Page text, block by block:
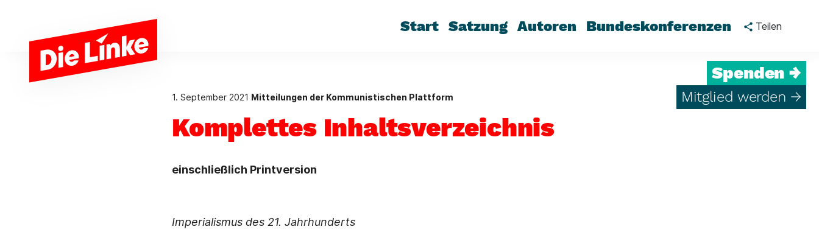
Start Satzung Autoren Bundeskonferenzen Teilen
Spenden →
Mitglied werden →
1. September 2021 Mitteilungen der Kommunistischen Plattform
Komplettes Inhaltsverzeichnis
einschließlich Printversion
Imperialismus des 21. Jahrhunderts